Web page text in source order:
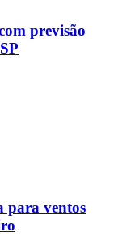
previsão
para ventos